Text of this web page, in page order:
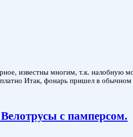
известны многим, т.к. налобную
Итак, фонарь пришел в
с памперсом.